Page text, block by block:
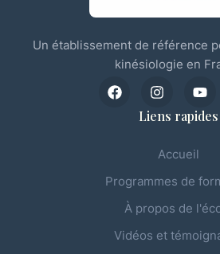
Un établissement de référence
kinésiologie en
Liens rapides
Accueil
Programmes de
À propos de
Vidéos et